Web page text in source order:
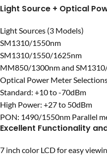
Light Source + Optical
Light Sources (3 Models)
SM1310/1550nm
SM1310/1550/1625nm
MM850/1300nm and
Optical Power Meter
Standard: +10 to -70dBm
High Power: +27 to 50dBm
PON: 1490/1550nm Parallel
Excellent Functionality
7 inch color LCD for easy